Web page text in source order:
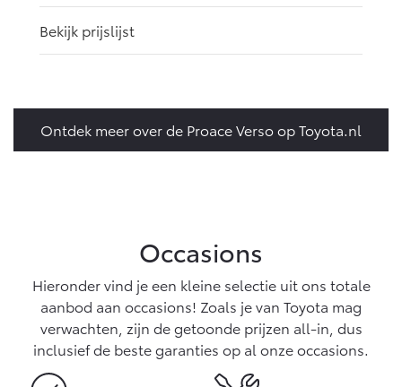
Bekijk prijslijst
Ontdek meer over de Proace Verso op Toyota.nl
Occasions
Hieronder vind je een kleine selectie uit ons totale
aanbod aan occasions! Zoals je van Toyota mag
verwachten, zijn de getoonde prijzen all-in, dus
inclusief de beste garanties op al onze occasions.